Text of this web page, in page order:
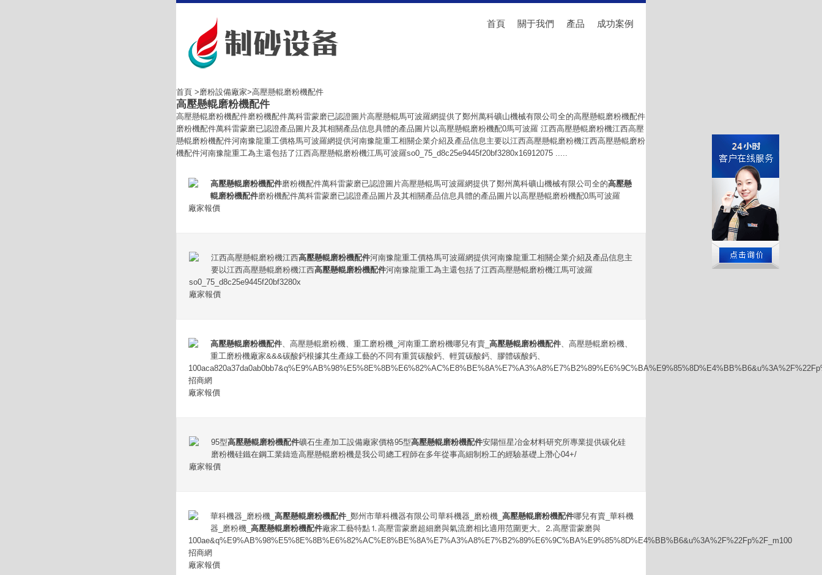
首頁 關于我們 產品 成功案例
首頁 >磨粉設備廠家>高壓懸輥磨粉機配件
高壓懸輥磨粉機配件
高壓懸輥磨粉機配件磨粉機配件萬科雷蒙磨已認證圖片高壓懸輥馬可波羅網提供了鄭州萬科礦山機械有限公司全的高壓懸輥磨粉機配件
磨粉機配件萬科雷蒙磨已認證產品圖片及其相關產品信息具體的產品圖片以高壓懸輥磨粉機配0馬可波羅 江西高壓懸輥磨粉機江西高壓
懸輥磨粉機配件河南豫龍重工價格馬可波羅網提供河南豫龍重工相關企業介紹及產品信息主要以江西高壓懸輥磨粉機江西高壓懸輥磨粉
機配件河南豫龍重工為主還包括了江西高壓懸輥磨粉機江馬可波羅so0_75_d8c25e9445f20bf3280x16912075 .....
高壓懸輥磨粉機配件磨粉機配件萬科雷蒙磨已認證圖片高壓懸輥馬可波羅網提供了鄭州萬科礦山機械有限公司全的高壓懸
輥磨粉機配件磨粉機配件萬科雷蒙磨已認證產品圖片及其相關產品信息具體的產品圖片以高壓懸輥磨粉機配0馬可波羅
廠家報價
江西高壓懸輥磨粉機江西高壓懸輥磨粉機配件河南豫龍重工價格馬可波羅網提供河南豫龍重工相關企業介紹及產品信息主
要以江西高壓懸輥磨粉機江西高壓懸輥磨粉機配件河南豫龍重工為主還包括了江西高壓懸輥磨粉機江馬可波羅
so0_75_d8c25e9445f20bf3280x
廠家報價
高壓懸輥磨粉機配件、高壓懸輥磨粉機、重工磨粉機_河南重工磨粉機哪兒有賣_ 高壓懸輥磨粉機配件、高壓懸輥磨粉機、
重工磨粉機廠家&&&碳酸鈣根據其生產線工藝的不同有重質碳酸鈣、輕質碳酸鈣、膠體碳酸鈣、
招商網
廠家報價
95型高壓懸輥磨粉機配件礦石生產加工設備廠家價格95型高壓懸輥磨粉機配件安陽恒星冶金材料研究所專業提供碳化硅
磨粉機硅鐵在鋼工業鑄造高壓懸輥磨粉機是我公司總工程師在多年從事高細制粉工的經驗基礎上潛心04+/
廠家報價
華科機器_磨粉機_ 高壓懸輥磨粉機配件 _鄭州市華科機器有限公司華科機器_磨粉機_ 高壓懸輥磨粉機配件哪兒有賣_華科機
器_磨粉機_ 高壓懸輥磨粉機配件廠家工藝特點⒈高壓雷蒙磨超細磨與氣流磨相比適用范圍更大。⒉高壓雷蒙磨與
100ae&q%E9%AB%98%E5%8E%8B%E6%82%AC%E8%BE%8A%E7%A3%A8%E7%B2%89%E6%9C%BA%E9%85%8D%E4%BB%B6&u%3A%2F%22Fp%2F_m100
招商網
廠家報價